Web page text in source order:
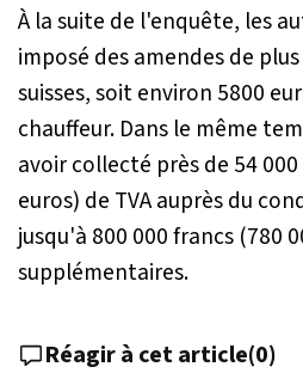
À la suite de l'enquête, les
imposé des amendes de
suisses, soit environ 5800
chauffeur. Dans le même
avoir collecté près de 54
euros) de TVA auprès du
jusqu'à 800 000 francs (780
supplémentaires.
Réagir à cet article(0)